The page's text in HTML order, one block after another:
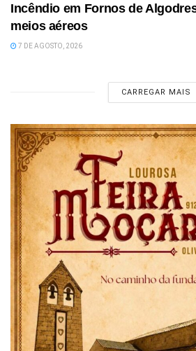
Incêndio em Fornos de
meios aéreos
7 DE AGOSTO, 2026
CARREGAR MAIS